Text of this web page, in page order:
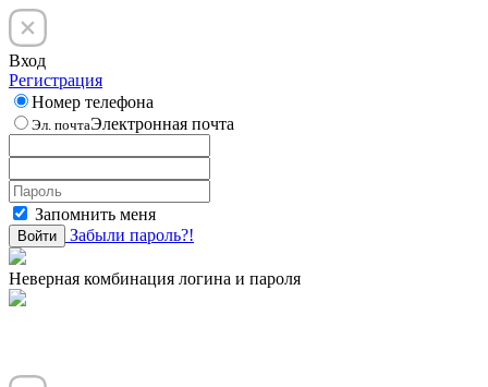
Вход
Регистрация
Номер телефона
Эл. почтаЭлектронная почта
Запомнить меня
Войти Забыли пароль?!
Неверная комбинация логина и пароля